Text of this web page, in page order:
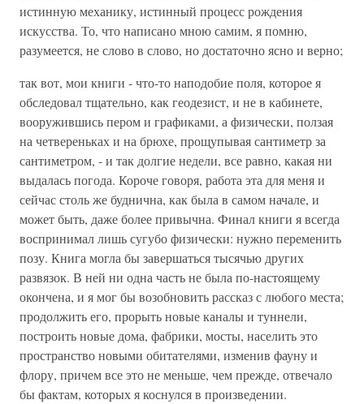
истинную механику, истинный процесс рождения
искусства. То, что написано мною самим, я помню,
разумеется, не слово в слово, но достаточно ясно и верно;
так вот, мои книги - что-то наподобие поля, которое я
обследовал тщательно, как геодезист, и не в кабинете,
вооружившись пером и графиками, а физически, ползая
на четвереньках и на брюхе, прощупывая сантиметр за
сантиметром, - и так долгие недели, все равно, какая ни
выдалась погода. Короче говоря, работа эта для меня и
сейчас столь же буднична, как была в самом начале, и
может быть, даже более привычна. Финал книги я всегда
воспринимал лишь сугубо физически: нужно переменить
позу. Книга могла бы завершаться тысячью других
развязок. В ней ни одна часть не была по-настоящему
окончена, и я мог бы возобновить рассказ с любого места;
продолжить его, прорыть новые каналы и туннели,
построить новые дома, фабрики, мосты, населить это
пространство новыми обитателями, изменив фауну и
флору, причем все это не меньше, чем прежде, отвечало
бы фактам, которых я коснулся в произведении.